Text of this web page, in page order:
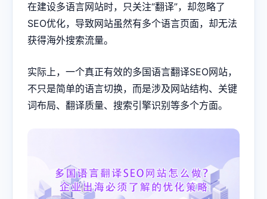
在建设多语言网站时，只关注“翻译”，却忽略了
SEO优化，导致网站虽然有多个语言页面，却无法
获得海外搜索流量。
实际上，一个真正有效的多国语言翻译SEO网站，
不只是简单的语言切换，而是涉及网站结构、关键
词布局、翻译质量、搜索引擎识别等多个方面。